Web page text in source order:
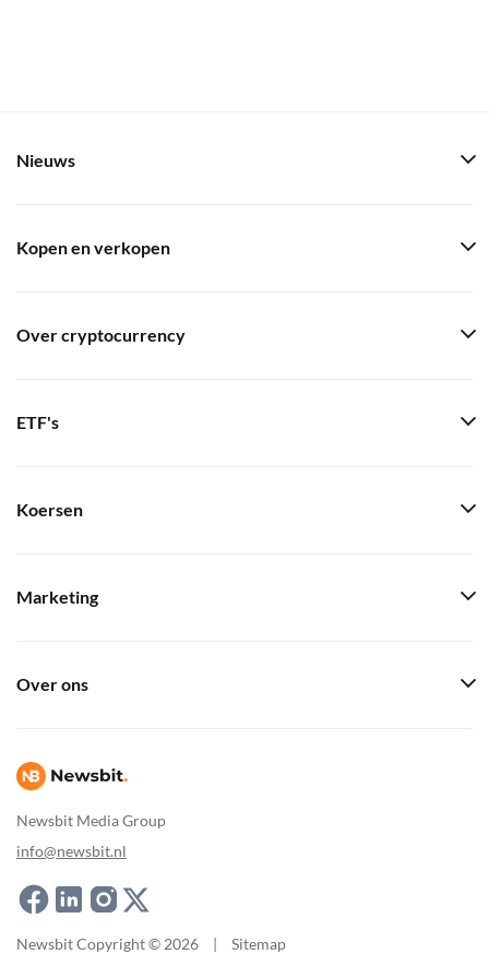
Newsbit Media Group
info@newsbit.nl
Nieuws
Kopen en verkopen
Over cryptocurrency
ETF's
Koersen
Marketing
Over ons
Newsbit Copyright © 2026 | Sitemap